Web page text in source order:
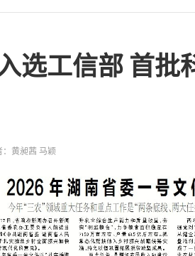
选工信部 首批
黄昶茜 马颖